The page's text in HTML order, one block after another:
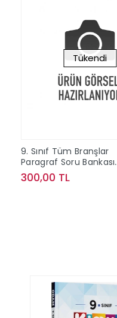
Tükendi
9. Sınıf Tüm Branşlar
Paragraf Soru Bankası
Editör Yayınları
300,00 TL